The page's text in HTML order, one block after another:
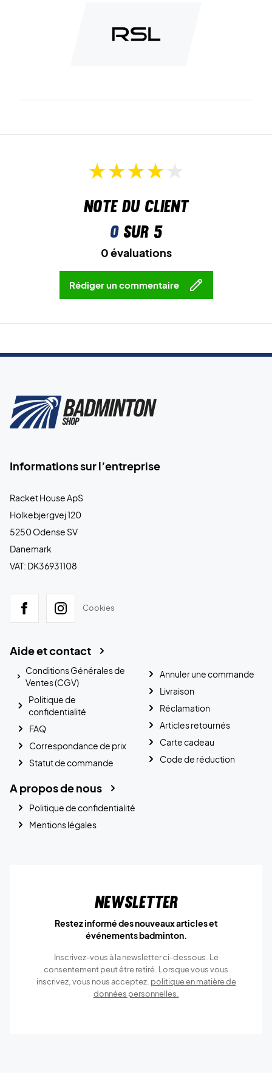
100% polyester.
Couleur :Blue (Bleu).
Note du client
0sur 5
0 évaluations
Rédiger un commentaire
Informations sur l’entreprise
Racket House ApS
Holkebjergvej 120
5250 Odense SV
Danemark
VAT: DK36931108
Cookies
Aide et contact
Conditions Générales de
Ventes (CGV)
Politique de
confidentialité
FAQ
Correspondance de prix
Statut de commande
Annuler une commande
Livraison
Réclamation
Articles retournés
Carte cadeau
Code de réduction
A propos de nous
Politique de confidentialité
Mentions légales
Newsletter
Restez informé des nouveaux articles et
événements badminton.
Inscrivez-vous à la newsletter ci-dessous. Le
consentement peut être retiré. Lorsque vous vous
inscrivez, vous nous acceptez. politique en matière de
données personnelles.